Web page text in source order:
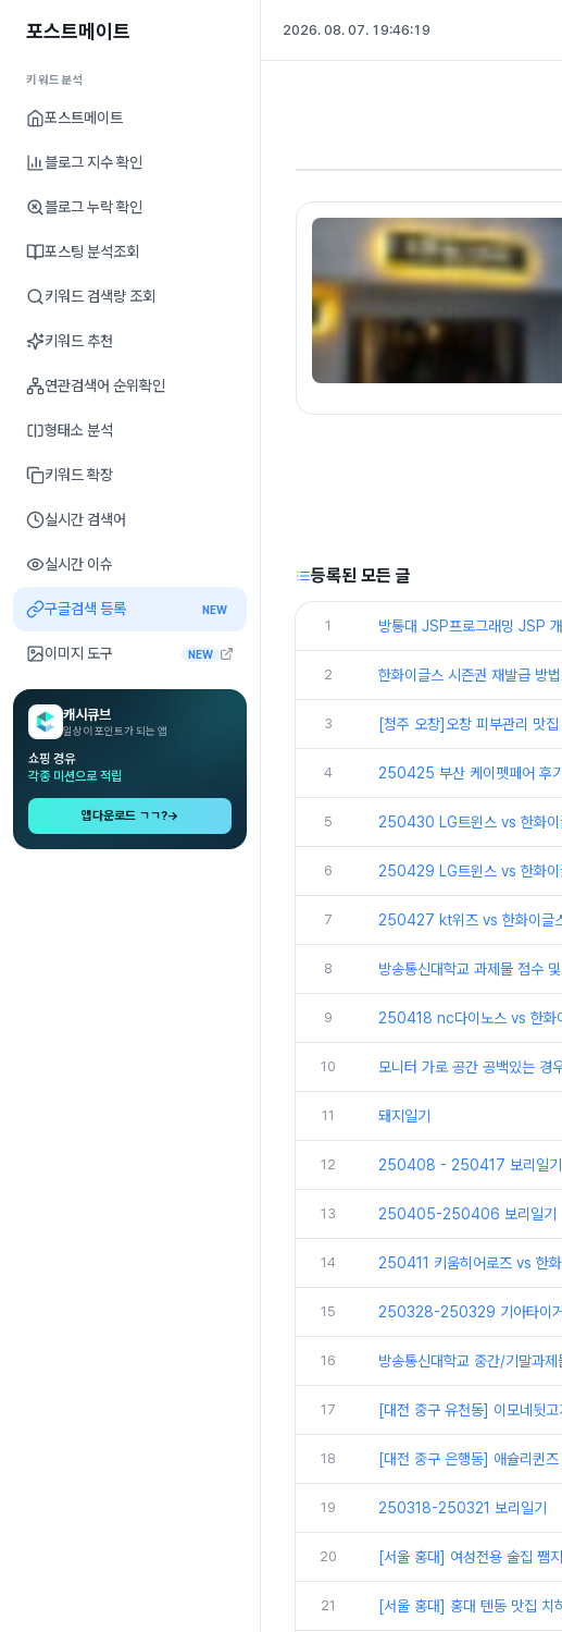
포스트메이트
키워드분석
포스트메이트
블로그 지수 확인
블로그 누락 확인
포스팅 분석조회
키워드 검색량 조회
키워드 추천
연관검색어 순위확인
형태소 분석
키워드 확장
실시간 검색어
실시간 이슈
구글검색 등록 NEW
이미지 도구 NEW
캐시큐브
일상이 포인트가 되는 앱
쇼핑 경유
각종 미션으로 적립
앱다운로드 ㄱㄱ?→
2026. 08. 07. 19:46:19
등록된 모든 글
1 방통대 JSP프로그래밍 JSP
2 한화이글스 시즌권 재발급 방법
3 [청주 오창]오창 피부관리 맛
4 250425 부산 케이펫페어 후기
5 250430 LG트윈스 vs 한화이
6 250429 LG트윈스 vs 한화이
7 250427 kt위즈 vs 한화이글
8 방송통신대학교 과제물 점수
9 250418 nc다이노스 vs 한화
10 모니터 가로 공간 공백있는 경
11 돼지일기
12 250408 - 250417 보리일기
13 250405-250406 보리일기
14 250411 키움히어로즈 vs 한화
15 250328-250329 기아타이거
16 방송통신대학교 중간/기말과
17 [대전 중구 유천동] 이모네뒷
18 [대전 중구 은행동] 애슐리퀸
19 250318-250321 보리일기
20 [서울 홍대] 여성전용 술집 쨈
21 [서울 홍대] 홍대 텐동 맛집 치